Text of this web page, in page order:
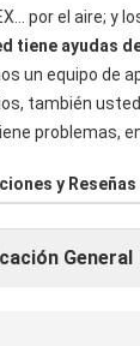
por el aire; y
tiene ayudas
un equipo de
también
problemas,
y Reseñas
General